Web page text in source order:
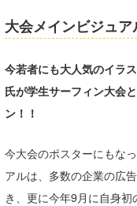
大会メインビジュア
今若者にも大人気のイラ
氏が学生サーフィン大会
ン！！
今大会のポスターにもな
アルは、多数の企業の広
き、更に今年9月に自身
Romisea